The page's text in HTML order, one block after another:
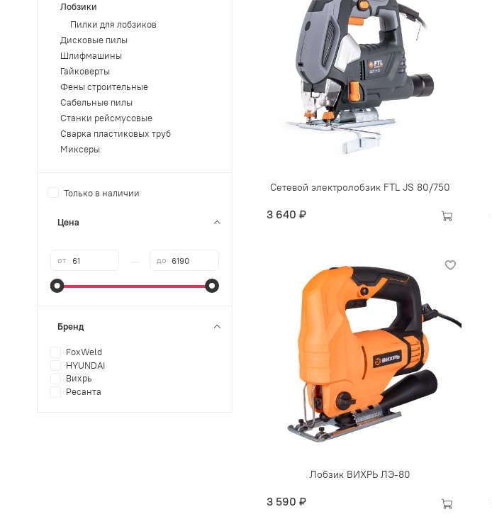
Сетевой электролобзик FTL JS 80/750
3 640 ₽
Лобзик ВИХРЬ ЛЭ-80
3 590 ₽
Лобзики
Пилки для лобзиков
Дисковые пилы
Шлифмашины
Гайковерты
Фены строительные
Сабельные пилы
Станки рейсмусовые
Сварка пластиковых труб
Миксеры
Только в наличии
Цена
от до
Бренд
FoxWeld
HYUNDAI
Вихрь
Ресанта